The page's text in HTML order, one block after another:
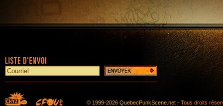
© 1999-2026 QuebecPunkScene.net - Tous droits